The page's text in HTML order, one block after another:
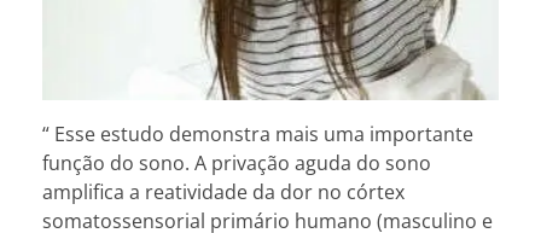
“ Esse estudo demonstra mais uma importante
função do sono. A privação aguda do sono
amplifica a reatividade da dor no córtex
somatossensorial primário humano (masculino e